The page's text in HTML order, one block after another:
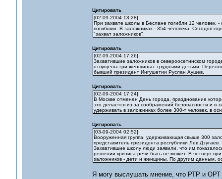
Цитировать
[02-09-2004 13:28]
При захвате школы в Беслане погибли 12
погибших. В заложниках - 354 человека. Сегодня
"захват заложников".
Цитировать
[02-09-2004 17:26]
Захватившие заложников в североосетинском
отпущены три женщины с грудными детьми.
бывший президент Ингушетии Руслан Аушев.
Цитировать
[02-09-2004 17:24]
В Москве отменен День города, празднование
это делается из-за соображений безопасности и
удерживать в заложниках более 300-т человек, в
Цитировать
[03-09-2004 02:52]
Вооруженная группа, удерживающая свыше 300
представитель президента республики Лев
Захватившие школу люди заявили, что им
решении кризиса речи быть не может. В четверг
заложников - дети и женщины. По другим данным,
Я могу выслушать мнение, что РТР и ОРТ